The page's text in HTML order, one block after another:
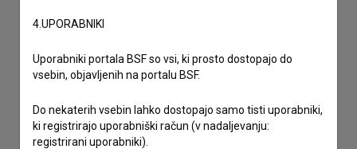
Sprejemam splošne pogoje
zbiranje, hrambo in obdelavo osebnih podatkov.
4.UPORABNIKI
Uporabniki portala BSF so vsi, ki prosto dostopajo do
vsebin, objavljenih na portalu BSF.
Do nekaterih vsebin lahko dostopajo samo tisti uporabniki,
ki registrirajo uporabniški račun (v nadaljevanju:
registrirani uporabniki).